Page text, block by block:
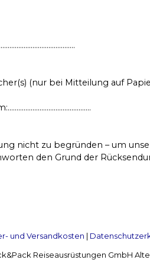
(nur bei Mitteilung auf
nicht zu begründen – um
den Grund der
und Versandkosten |
Reiseausrüstungen GmbH Alte